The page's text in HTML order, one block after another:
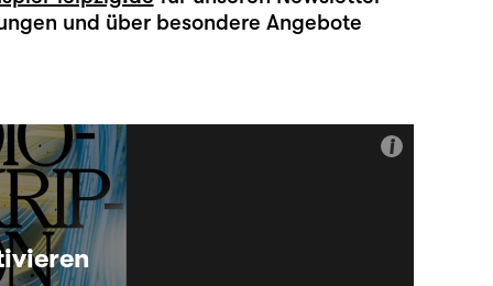
und über besondere Angebote
i